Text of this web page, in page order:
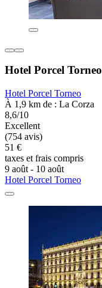
Hotel Porcel Torneo
Hotel Porcel Torneo
À 1,9 km de : La Corza
8,6/10
Excellent
(754 avis)
51 €
taxes et frais compris
9 août - 10 août
Hotel Porcel Torneo